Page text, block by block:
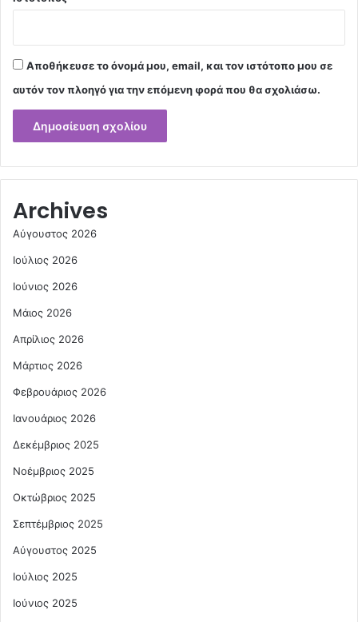
Αποθήκευσε το όνομά μου, email, και τον ιστότοπο μου σε
αυτόν τον πλοηγό για την επόμενη φορά που θα σχολιάσω.
Archives
Αύγουστος 2026
Ιούλιος 2026
Ιούνιος 2026
Μάιος 2026
Απρίλιος 2026
Μάρτιος 2026
Φεβρουάριος 2026
Ιανουάριος 2026
Δεκέμβριος 2025
Νοέμβριος 2025
Οκτώβριος 2025
Σεπτέμβριος 2025
Αύγουστος 2025
Ιούλιος 2025
Ιούνιος 2025